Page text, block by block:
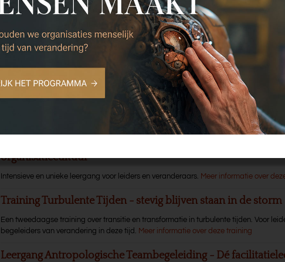
Preview Boek In voor- en tegenspoed
Event Wat ons
november Burgers’
Leergang, trainingen, congressen
organisatiecultuur
Intensieve en unieke leergang voor leiders en veranderaars. Meer informatie over
Training Turbulente Tijden - stevig blijven staan in de storm
Een tweedaagse training over transitie en transformatie in turbulente tijden. Voor
begeleiders van verandering in deze tijd. Meer informatie over deze training
Leergang Antropologische Teambegeleiding - Dé